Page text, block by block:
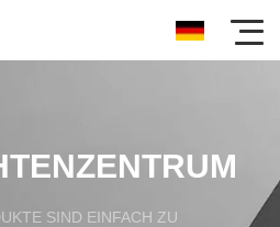
SIND EINFACH ZU